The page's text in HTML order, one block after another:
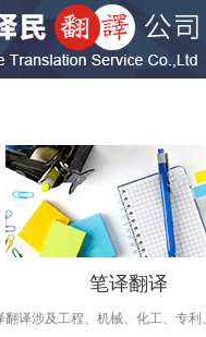
笔译翻译
翻译涉及工程、机械、化工、专利